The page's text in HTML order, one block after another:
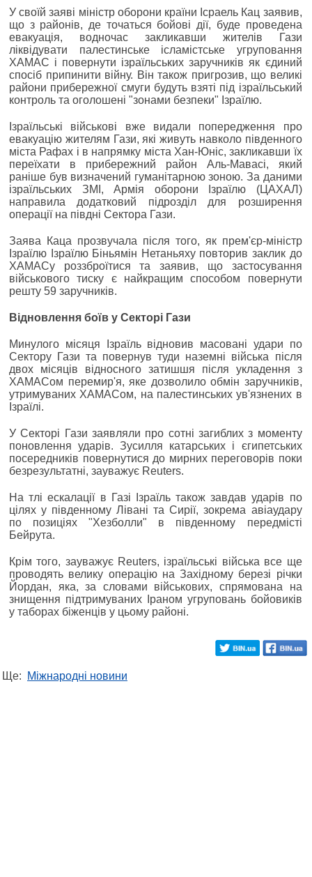
У своїй заяві міністр оборони країни Ісраель Кац заявив,
що з районів, де точаться бойові дії, буде проведена
евакуація, водночас закликавши жителів Гази
ліквідувати палестинське ісламістське угруповання
ХАМАС і повернути ізраїльських заручників як єдиний
спосіб припинити війну. Він також пригрозив, що великі
райони прибережної смуги будуть взяті під ізраїльський
контроль та оголошені "зонами безпеки" Ізраїлю.
Ізраїльські військові вже видали попередження про
евакуацію жителям Гази, які живуть навколо південного
міста Рафах і в напрямку міста Хан-Юніс, закликавши їх
переїхати в прибережний район Аль-Мавасі, який
раніше був визначений гуманітарною зоною. За даними
ізраїльських ЗМІ, Армія оборони Ізраїлю (ЦАХАЛ)
направила додатковий підрозділ для розширення
операції на півдні Сектора Гази.
Заява Каца прозвучала після того, як прем'єр-міністр
Ізраїлю Ізраїлю Біньямін Нетаньяху повторив заклик до
ХАМАСу роззброїтися та заявив, що застосування
військового тиску є найкращим способом повернути
решту 59 заручників.
Відновлення боїв у Секторі Гази
Минулого місяця Ізраїль відновив масовані удари по
Сектору Гази та повернув туди наземні війська після
двох місяців відносного затишшя після укладення з
ХАМАСом перемир'я, яке дозволило обмін заручників,
утримуваних ХАМАСом, на палестинських ув'язнених в
Ізраїлі.
У Секторі Гази заявляли про сотні загиблих з моменту
поновлення ударів. Зусилля катарських і єгипетських
посередників повернутися до мирних переговорів поки
безрезультатні, зауважує Reuters.
На тлі ескалації в Газі Ізраїль також завдав ударів по
цілях у південному Лівані та Сирії, зокрема авіаудару
по позиціях "Хезболли" в південному передмісті
Бейрута.
Крім того, зауважує Reuters, ізраїльські війська все ще
проводять велику операцію на Західному березі річки
Йордан, яка, за словами військових, спрямована на
знищення підтримуваних Іраном угруповань бойовиків
у таборах біженців у цьому районі.
Ще: Міжнародні новини